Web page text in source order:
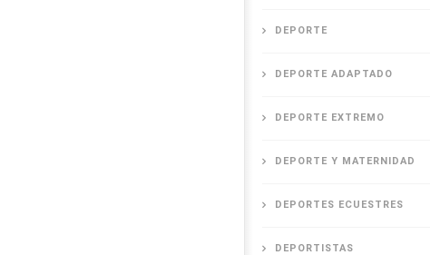
DEPORTE
DEPORTE ADAPTADO
DEPORTE EXTREMO
DEPORTE Y MATERNIDAD
DEPORTES ECUESTRES
DEPORTISTAS